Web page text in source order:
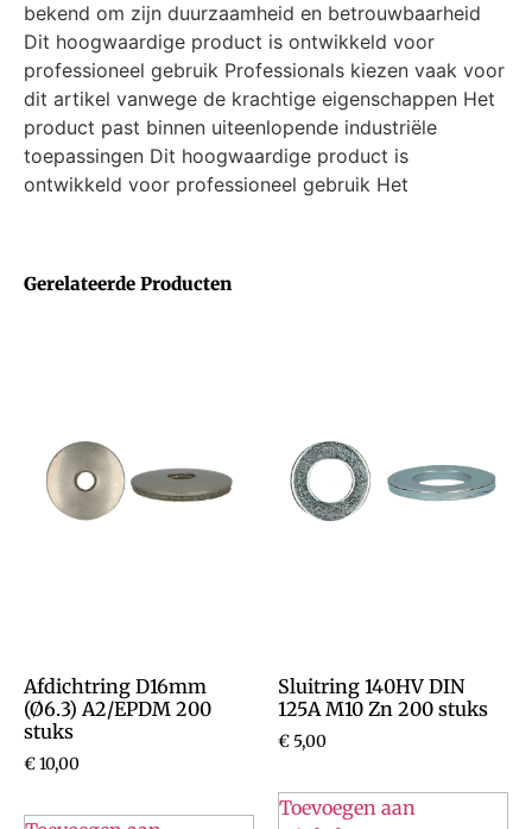
Gerelateerde Producten
Afdichtring D16mm
(Ø6.3) A2/EPDM 200
stuks
€10,00
Sluitring 140HV DIN
125A M10 Zn 200 stuks
€ 5,00
Toevoegen aan
bekend om zijn duurzaamheid en betrouwbaarheid
Dit hoogwaardige product is ontwikkeld voor
professioneel gebruik Professionals kiezen vaak voor
dit artikel vanwege de krachtige eigenschappen Het
product past binnen uiteenlopende industriële
toepassingen Dit hoogwaardige product is
ontwikkeld voor professioneel gebruik Het